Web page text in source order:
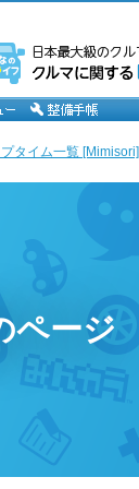
タイム一覧 [Mimisori]
ページ